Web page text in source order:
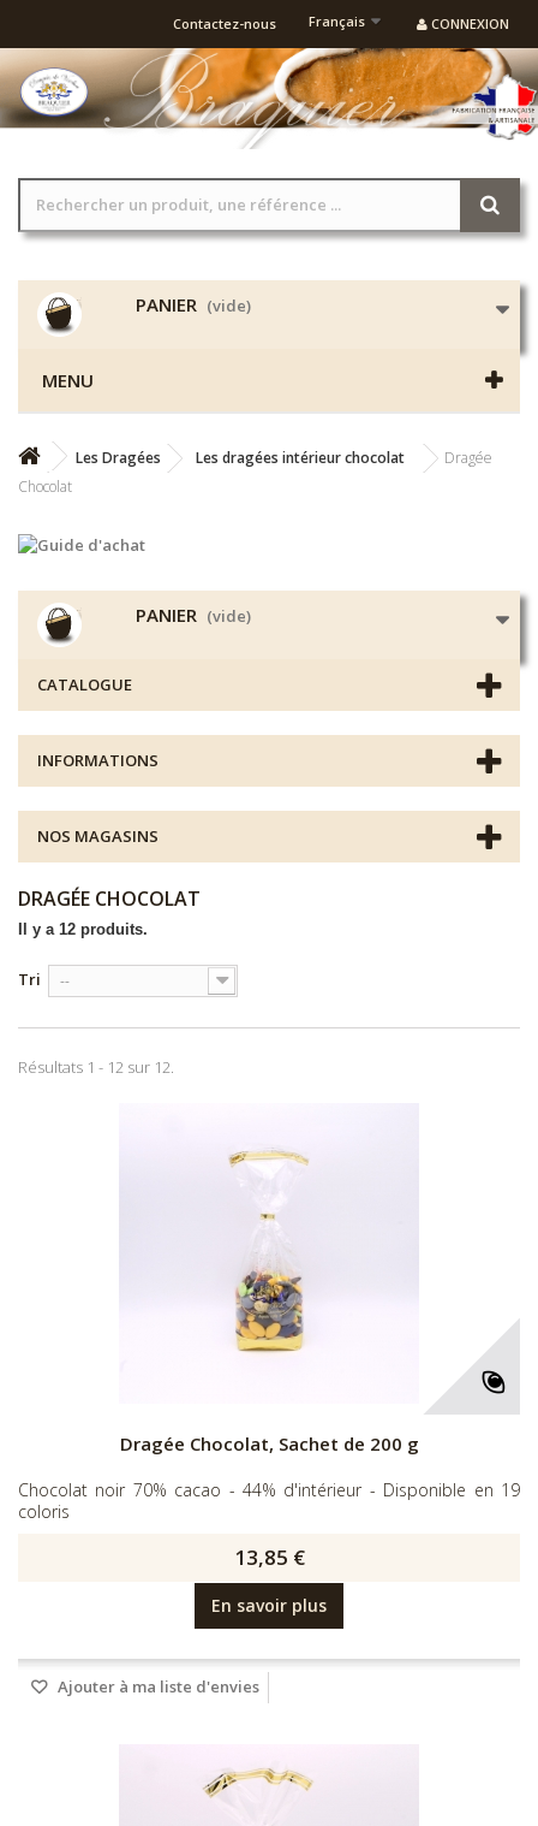
CONNEXION
Français
Contactez-nous
PANIER (vide)
MENU
Les Dragées Les dragées intérieur chocolat
Dragée
Chocolat
PANIER (vide)
CATALOGUE
INFORMATIONS
NOS MAGASINS
DRAGÉE CHOCOLAT
Il y a 12 produits.
Tri --
Résultats 1 - 12 sur 12.
Dragée Chocolat, Sachet de 200 g
Chocolat noir 70% cacao - 44% d'intérieur - Disponible en 19
coloris
13,85 €
En savoir plus
Ajouter à ma liste d'envies